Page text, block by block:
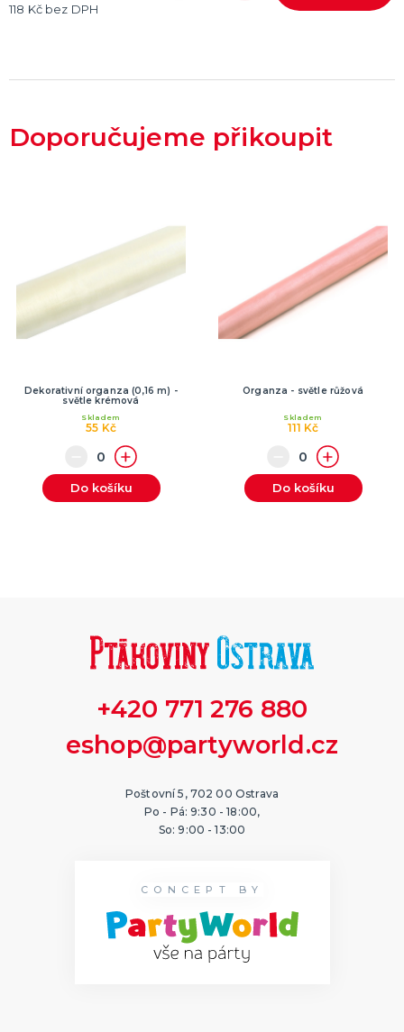
118 Kč bez DPH
Doporučujeme přikoupit
Dekorativní organza (0,16 m) -
světle krémová
55 Kč
Skladem
Do košíku
Organza - světle růžová
111 Kč
Skladem
Do košíku
+420 771 276 880
eshop@partyworld.cz
Poštovní 5, 702 00 Ostrava
Po - Pá: 9:30 - 18:00,
So: 9:00 - 13:00
CONCEPT BY